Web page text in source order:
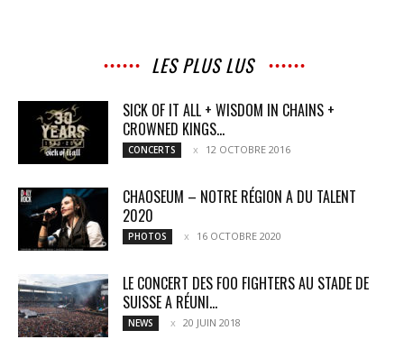
LES PLUS LUS
SICK OF IT ALL + WISDOM IN CHAINS +
CROWNED KINGS...
CONCERTS 12 OCTOBRE 2016
CHAOSEUM – NOTRE RÉGION A DU TALENT
2020
PHOTOS 16 OCTOBRE 2020
LE CONCERT DES FOO FIGHTERS AU STADE DE
SUISSE A RÉUNI...
NEWS 20 JUIN 2018